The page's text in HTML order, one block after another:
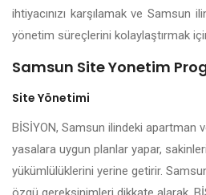
ihtiyacınızı karşılamak ve Samsun
yönetim süreçlerini kolaylaştırmak
Samsun Site Yonetim
Site Yönetimi
BİSİYON, Samsun ilindeki apartman
yasalara uygun planlar yapar,
yükümlülüklerini yerine getirir.